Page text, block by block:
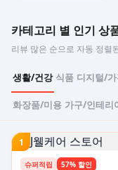
카테고리 별 인기 상
리뷰 많은 순으로 자동 정렬
생활/건강 식품 디지털/
화장품/미용 가구/인테리
1
슈퍼적립 57% 할인